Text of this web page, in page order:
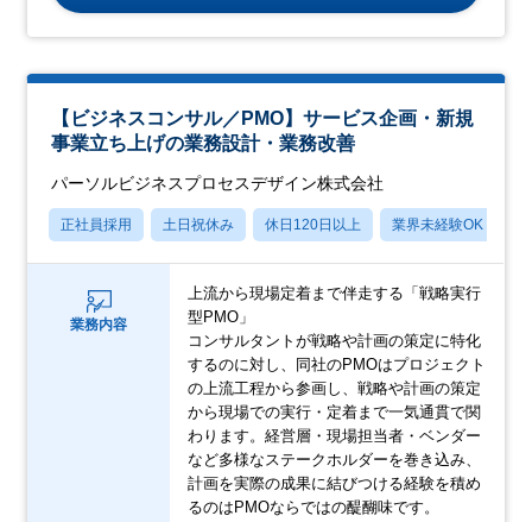
【ビジネスコンサル／PMO】サービス企画・新規
事業立ち上げの業務設計・業務改善
パーソルビジネスプロセスデザイン株式会社
正社員採用 土日祝休み 休日120日以上 業界未経験OK
業務内容
上流から現場定着まで伴走する「戦略実行
型PMO」
コンサルタントが戦略や計画の策定に特化
するのに対し、同社のPMOはプロジェクト
の上流工程から参画し、戦略や計画の策定
から現場での実行・定着まで一気通貫で関
わります。経営層・現場担当者・ベンダー
など多様なステークホルダーを巻き込み、
計画を実際の成果に結びつける経験を積め
るのはPMOならではの醍醐味です。